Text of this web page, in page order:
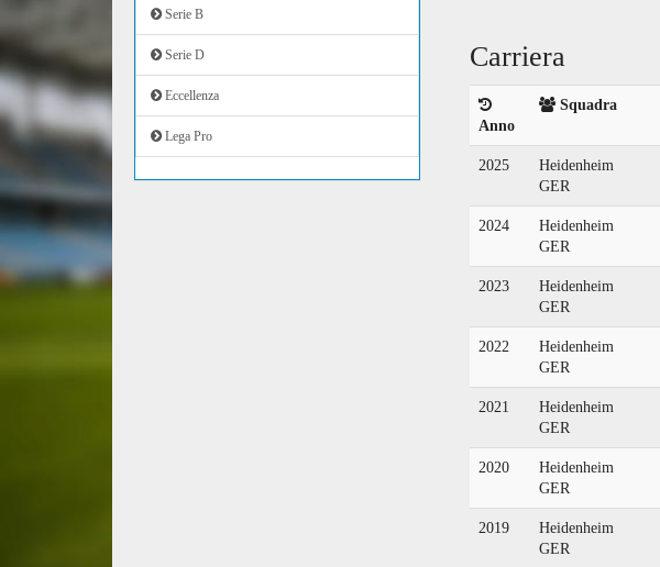
Serie B
Serie D
Eccellenza
Lega Pro
Carriera
Anno
Squadra
2025
Heidenheim
GER
2024
Heidenheim
GER
2023
Heidenheim
GER
2022
Heidenheim
GER
2021
Heidenheim
GER
2020
Heidenheim
GER
2019
Heidenheim
GER